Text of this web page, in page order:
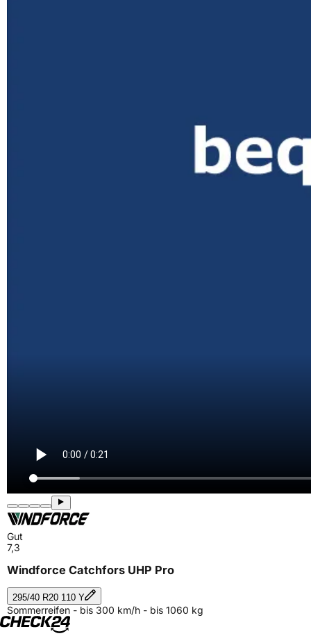
Gut
7,3
Windforce Catchfors UHP Pro
295/40 R20 110 Y
Sommerreifen - bis 300 km/h - bis 1060 kg